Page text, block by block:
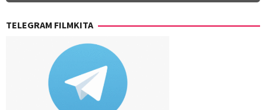
TELEGRAM FILMKITA